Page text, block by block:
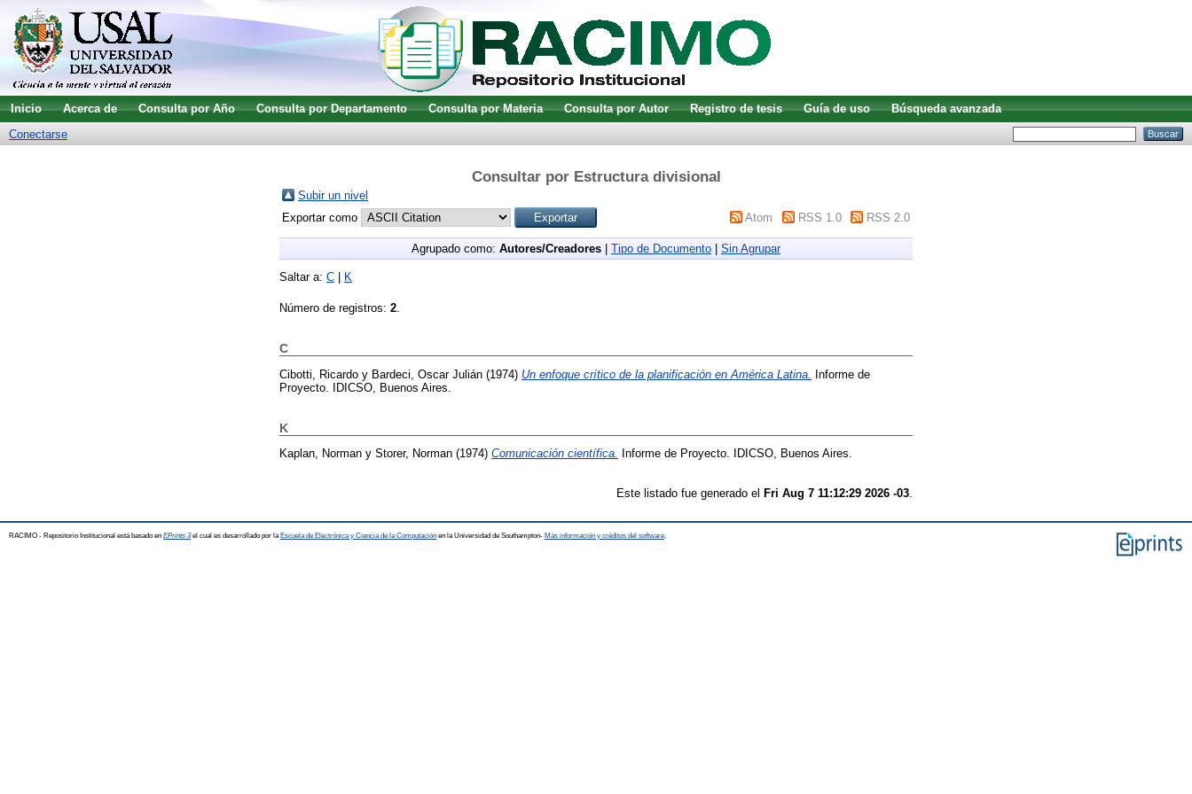
Inicio Acerca de Consulta por Año Consulta por Departamento Consulta por Materia Consulta por Autor Registro de tesis Guía de uso
Búsqueda avanzada
Conectarse
Consultar por Estructura divisional
Subir un nivel
Exportar como
Atom RSS 1.0 RSS 2.0
Agrupado como: Autores/Creadores Tipo de Documento Sin Agrupar
Saltar a: C K
Número de registros: 2
C
Cibotti, Ricardo y Bardeci, Oscar Julián (1974) Un enfoque crítico de la planificación en América Latina. Informe de
Proyecto. IDICSO, Buenos Aires.
K
Kaplan, Norman y Storer, Norman (1974) Comunicación científica. Informe de Proyecto. IDICSO, Buenos Aires.
Este listado fue generado el Fri Aug 7 11:12:29 2026 -03.
RACIMO - Repositorio Institucional está basado en EPrints 3el cual es desarrollado por la Escuela de Electrónica y Ciencia de la Computación en la Universidad de Southampton- Más información y créditos del software